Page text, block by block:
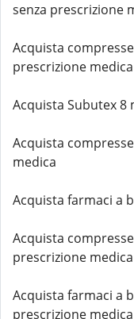
senza prescrizione
Acquista
prescrizione medica
Acquista Subutex 8
Acquista
medica
Acquista farmaci a
Acquista
prescrizione medica
Acquista farmaci a
prescrizione medica